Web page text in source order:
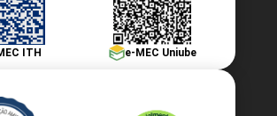
ITH e-MEC Uniube